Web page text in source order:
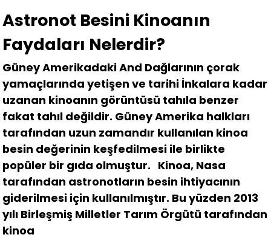
Astronot Besini Kinoanın
Faydaları Nelerdir?
Güney Amerikadaki And Dağlarının çorak
yamaçlarında yetişen ve tarihi İnkalara kadar
uzanan kinoanın görüntüsü tahıla benzer
fakat tahıl değildir. Güney Amerika halkları
tarafından uzun zamandır kullanılan kinoa
besin değerinin keşfedilmesi ile birlikte
popüler bir gıda olmuştur. Kinoa, Nasa
tarafından astronotların besin ihtiyacının
giderilmesi için kullanılmıştır. Bu yüzden 2013
yılı Birleşmiş Milletler Tarım Örgütü tarafından
kinoa